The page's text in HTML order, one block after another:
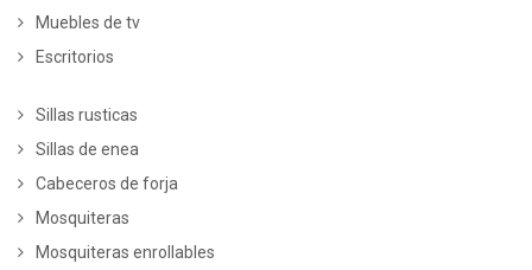
Muebles de tv
Escritorios
Sillas rusticas
Sillas de enea
Cabeceros de forja
Mosquiteras
Mosquiteras enrollables